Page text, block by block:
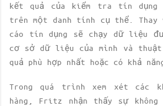
kết quả của kiểm tra tín dụng
trên một danh tính cụ thể. Thay
cáo tín dụng sẽ chạy dữ liệu
cơ sở dữ liệu của mình và
quả phù hợp nhất hoặc có khả
Trong quá trình xem xét các
hàng, Fritz nhận thấy sự không